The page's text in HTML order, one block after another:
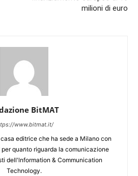
milioni di euro
BitMAT
www.bitmat.it/
editrice che ha sede a Milano con
quanto riguarda la comunicazione
dell'lnformation & Communication
Technology.